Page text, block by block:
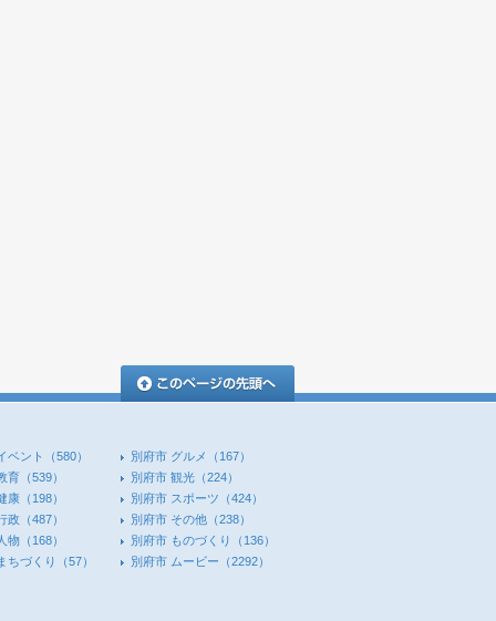
ベント （580） 別府市 グルメ
（167）
育 （539） 別府市 観光 （224）
康 （198） 別府市 スポーツ （424）
政 （487） 別府市 その他 （238）
物 （168） 別府市 ものづくり
（136）
ちづくり
（57） 別府市 ムービー （2292）